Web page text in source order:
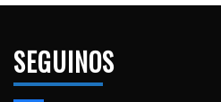
SEGUINOS